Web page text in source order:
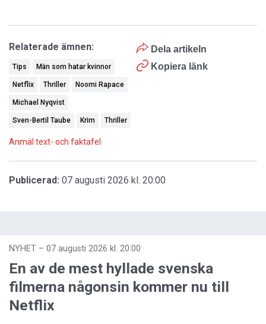
Dela artikeln
Kopiera länk
Relaterade ämnen:
Tips Män som hatar kvinnor
Netflix Thriller Noomi Rapace
Michael Nyqvist
Sven-Bertil Taube Krim Thriller
Anmäl text- och faktafel
Publicerad: 07 augusti 2026 kl. 20:00
NYHET – 07 augusti 2026 kl. 20:00
En av de mest hyllade svenska
filmerna någonsin kommer nu till
Netflix